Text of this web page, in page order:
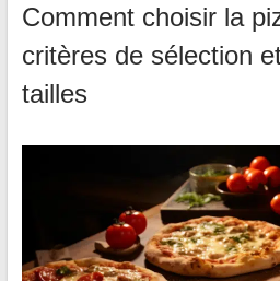
Comment choisir la
critères de sélection
tailles